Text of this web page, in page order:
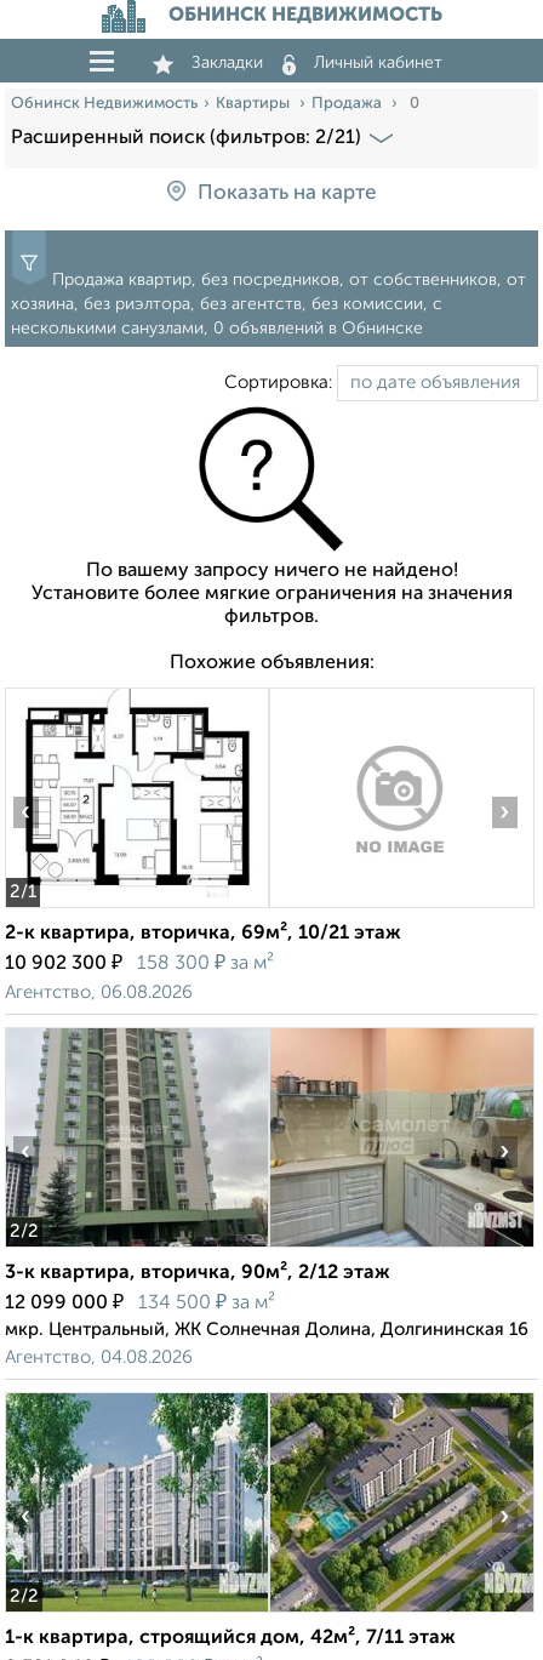
ОБНИНСК НЕДВИЖИМОСТЬ
Закладки Личный кабинет
Обнинск Недвижимость Квартиры Продажа 0
Расширенный поиск (фильтров: 2/21)
Показать на карте
Продажа квартир, без посредников, от собственников, от
хозяина, без риэлтора, без агентств, без комиссии, с
несколькими санузлами, 0 объявлений в Обнинске
Сортировка:
По вашему запросу ничего не найдено!
Установите более мягкие ограничения на значения
фильтров.
Похожие объявления:
2/1
‹ ›
2-к квартира, вторичка, 69м², 10/21 этаж
10 902 300 ₽ 158 300 ₽ за м²
Агентство, 06.08.2026
2/2
‹ ›
3-к квартира, вторичка, 90м², 2/12 этаж
12 099 000 ₽ 134 500 ₽ за м²
мкр. Центральный, ЖК Солнечная Долина, Долгининская 16
Агентство, 04.08.2026
2/2
‹ ›
1-к квартира, строящийся дом, 42м², 7/11 этаж